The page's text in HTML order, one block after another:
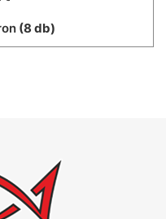
(8 db)